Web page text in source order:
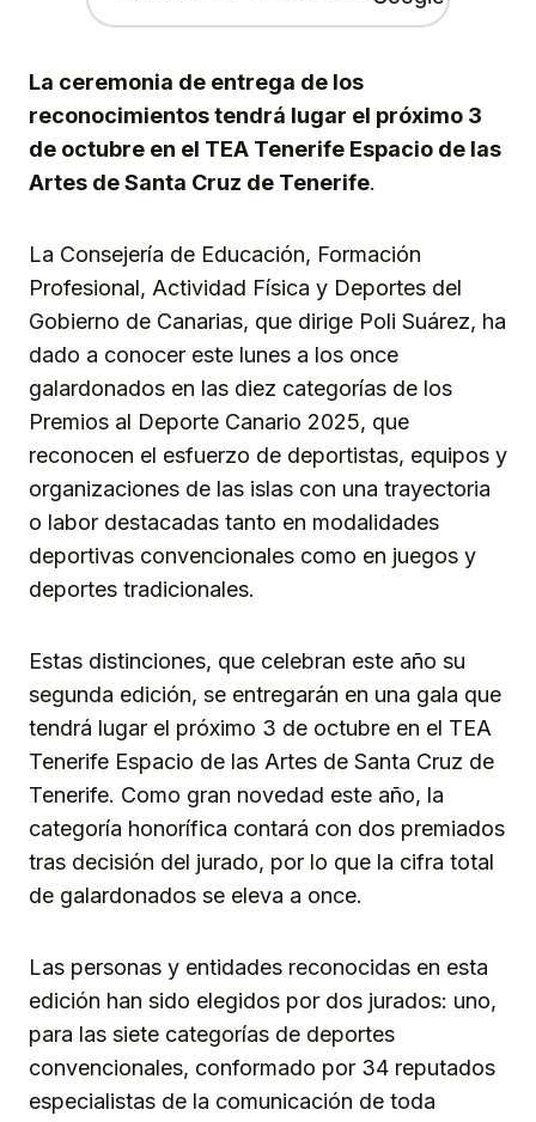
La ceremonia de entrega de los
reconocimientos tendrá lugar el próximo 3
de octubre en el TEA Tenerife Espacio de las
Artes de Santa Cruz de Tenerife.
La Consejería de Educación, Formación
Profesional, Actividad Física y Deportes del
Gobierno de Canarias, que dirige Poli Suárez, ha
dado a conocer este lunes a los once
galardonados en las diez categorías de los
Premios al Deporte Canario 2025, que
reconocen el esfuerzo de deportistas, equipos y
organizaciones de las islas con una trayectoria
o labor destacadas tanto en modalidades
deportivas convencionales como en juegos y
deportes tradicionales.
Estas distinciones, que celebran este año su
segunda edición, se entregarán en una gala que
tendrá lugar el próximo 3 de octubre en el TEA
Tenerife Espacio de las Artes de Santa Cruz de
Tenerife. Como gran novedad este año, la
categoría honorífica contará con dos premiados
tras decisión del jurado, por lo que la cifra total
de galardonados se eleva a once.
Las personas y entidades reconocidas en esta
edición han sido elegidos por dos jurados: uno,
para las siete categorías de deportes
convencionales, conformado por 34 reputados
especialistas de la comunicación de toda